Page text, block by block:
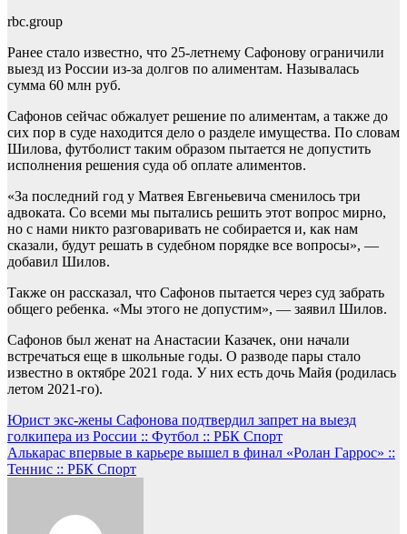
rbc.group
Ранее стало известно, что 25-летнему Сафонову ограничили
выезд из России из-за долгов по алиментам. Называлась
сумма 60 млн руб.
Сафонов сейчас обжалует решение по алиментам, а также до
сих пор в суде находится дело о разделе имущества. По словам
Шилова, футболист таким образом пытается не допустить
исполнения решения суда об оплате алиментов.
«За последний год у Матвея Евгеньевича сменилось три
адвоката. Со всеми мы пытались решить этот вопрос мирно,
но с нами никто разговаривать не собирается и, как нам
сказали, будут решать в судебном порядке все вопросы», —
добавил Шилов.
Также он рассказал, что Сафонов пытается через суд забрать
общего ребенка. «Мы этого не допустим», — заявил Шилов.
Сафонов был женат на Анастасии Казачек, они начали
встречаться еще в школьные годы. О разводе пары стало
известно в октябре 2021 года. У них есть дочь Майя (родилась
летом 2021-го).
Навигация
по
записям
Юрист экс-жены Сафонова подтвердил запрет на выезд
голкипера из России :: Футбол :: РБК Спорт
Алькарас впервые в карьере вышел в финал «Ролан Гаррос» ::
Теннис :: РБК Спорт